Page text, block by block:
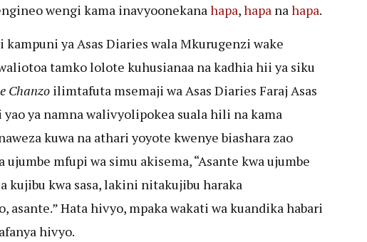
wengi kama inavyoonekana hapa,hapa na hapa.
kampuni ya Asas Diaries wala Mkurugenzi wake
tamko lolote kuhusianaa na kadhia hii ya siku
Chanzoilimtafuta msemaji wa Asas Diaries Faraj Asas
yao ya namna walivyolipokea suala hili na kama
kuwa na athari yoyote kwenye biashara zao
mfupi wa simu akisema, “Asante kwa ujumbe
kujibu kwa sasa, lakini nitakujibu haraka
asante.” Hata hivyo, mpaka wakati wa kuandika habari
hivyo.